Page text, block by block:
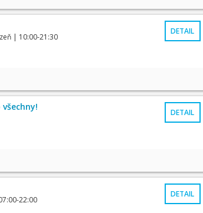
| 10:00-21:30
DETAIL
DETAIL
22:00
DETAIL